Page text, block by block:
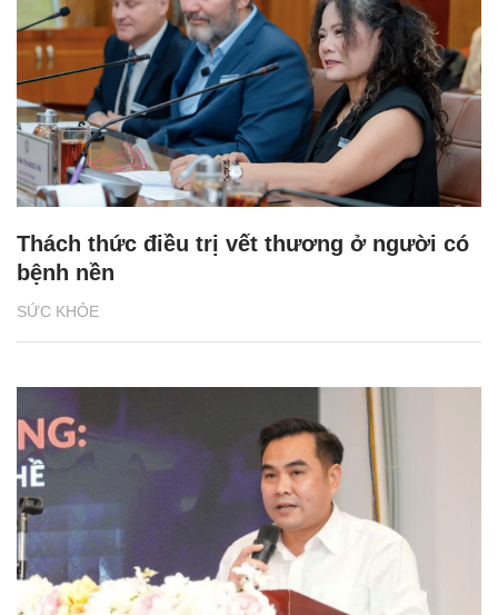
SỨC KHỎE
Thách thức điều trị vết thương ở người có
bệnh nền